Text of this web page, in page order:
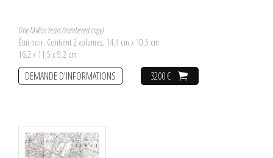
One Million Years (numbered copy)
Étui noir. Contient 2 volumes, 14,4 cm x 10,5 cm
16,2 x 11,5 x 9,2 cm
3200 €
DEMANDE D'INFORMATIONS